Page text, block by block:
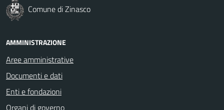
Comune di Zinasco
AMMINISTRAZIONE
Aree amministrative
Documenti e dati
Enti e fondazioni
Organi di governo